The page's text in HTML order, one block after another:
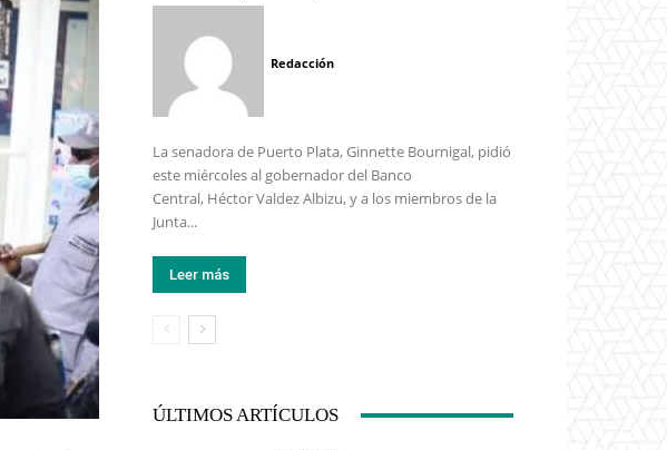
Redacción
La senadora de Puerto Plata, Ginnette Bournigal, pidió
este miércoles al gobernador del Banco
Central, Héctor Valdez Albizu, y a los miembros de la
Junta...
Leer más
ÚLTIMOS ARTÍCULOS